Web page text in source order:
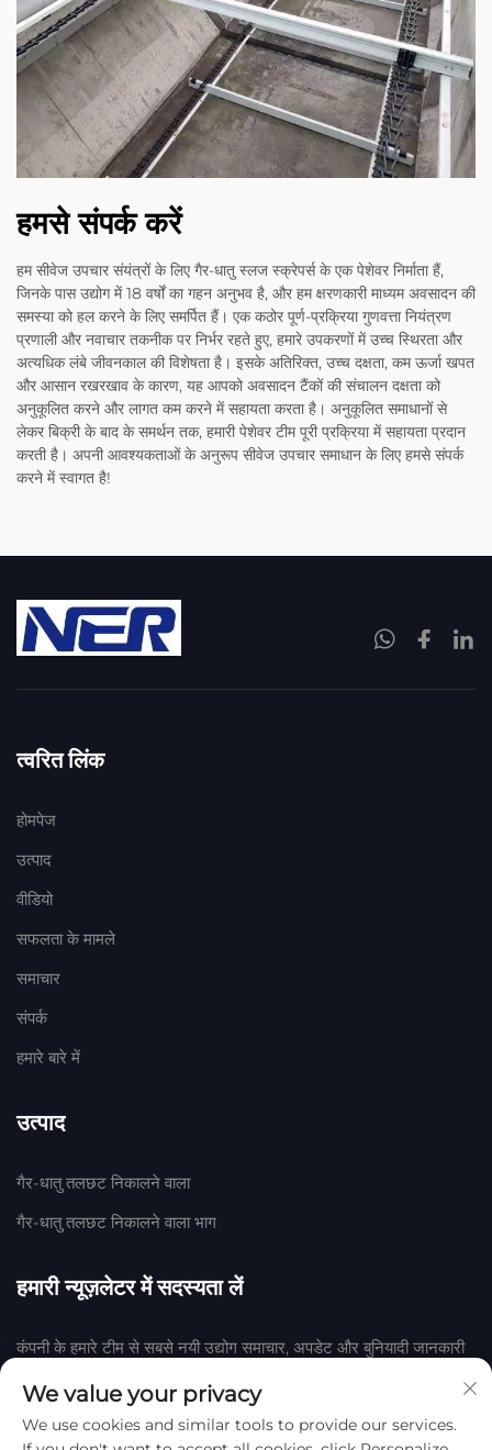
हमसे संपर्क करें
हम सीवेज उपचार संयंत्रों के लिए गैर-धातु स्लज स्क्रेपर्स के एक पेशेवर निर्माता हैं,
जिनके पास उद्योग में 18 वर्षों का गहन अनुभव है, और हम क्षरणकारी माध्यम अवसादन की
समस्या को हल करने के लिए समर्पित हैं। एक कठोर पूर्ण-प्रक्रिया गुणवत्ता नियंत्रण
प्रणाली और नवाचार तकनीक पर निर्भर रहते हुए, हमारे उपकरणों में उच्च स्थिरता और
अत्यधिक लंबे जीवनकाल की विशेषता है। इसके अतिरिक्त, उच्च दक्षता, कम ऊर्जा खपत
और आसान रखरखाव के कारण, यह आपको अवसादन टैंकों की संचालन दक्षता को
अनुकूलित करने और लागत कम करने में सहायता करता है। अनुकूलित समाधानों से
लेकर बिक्री के बाद के समर्थन तक, हमारी पेशेवर टीम पूरी प्रक्रिया में सहायता प्रदान
करती है। अपनी आवश्यकताओं के अनुरूप सीवेज उपचार समाधान के लिए हमसे संपर्क
करने में स्वागत है!
त्वरित लिंक
होमपेज
उत्पाद
वीडियो
सफलता के मामले
समाचार
संपर्क
हमारे बारे में
उत्पाद
गैर-धातु तलछट निकालने वाला
गैर-धातु तलछट निकालने वाला भाग
हमारी न्यूज़लेटर में सदस्यता लें
कंपनी के हमारे टीम से सबसे नयी उद्योग समाचार, अपडेट और बुनियादी जानकारी
सदस्यता लें
We value your privacy
We use cookies and similar tools to provide our services.